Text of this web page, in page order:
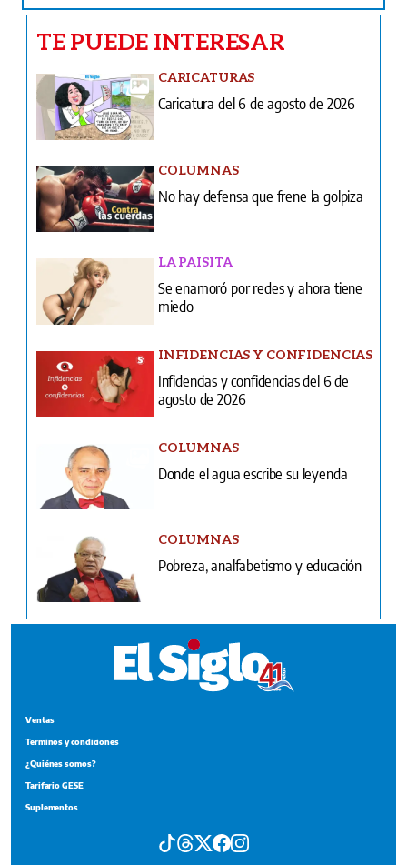
TE PUEDE INTERESAR
CARICATURAS
Caricatura del 6 de agosto de 2026
COLUMNAS
No hay defensa que frene la golpiza
LA PAISITA
Se enamoró por redes y ahora tiene
miedo
INFIDENCIAS Y CONFIDENCIAS
Infidencias y confidencias del 6 de
agosto de 2026
COLUMNAS
Donde el agua escribe su leyenda
COLUMNAS
Pobreza, analfabetismo y educación
Ventas
Terminos y condiciones
¿Quiénes somos?
Tarifario GESE
Suplementos